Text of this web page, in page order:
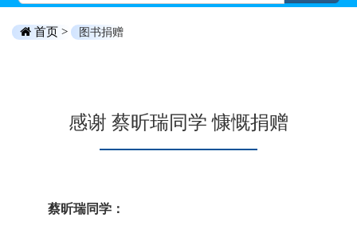
首页 > 图书捐赠
感谢 蔡昕瑞同学 慷慨捐赠
蔡昕瑞同学：